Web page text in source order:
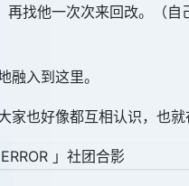
找他一次次来回改。（
入到这里。
也好像都互相认识，也就